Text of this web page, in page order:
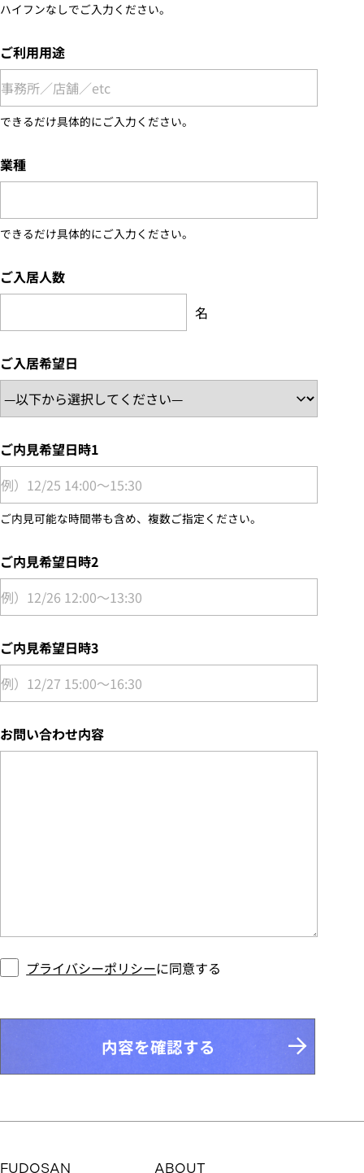
ハイフンなしでご入力ください。
ご利用用途
できるだけ具体的にご入力ください。
業種
できるだけ具体的にご入力ください。
ご入居人数
名
ご入居希望日
ご内見希望日時1
ご内見可能な時間帯も含め、複数ご指定ください。
ご内見希望日時2
ご内見希望日時3
お問い合わせ内容
プライバシーポリシーに同意する
内容を確認する
FUDOSAN ABOUT